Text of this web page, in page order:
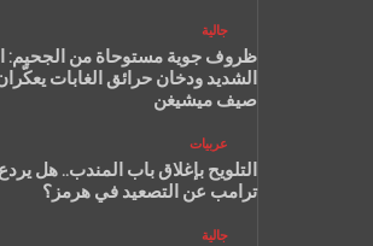
جالية
ظروف جوية مستوحاة من الجحيم:
الشديد ودخان حرائق الغابات
صيف ميشيغن
عربيات
التلويح بإغلاق باب المندب.. هل يردع
ترامب عن التصعيد في هرمز؟
جالية